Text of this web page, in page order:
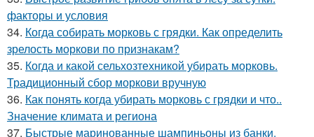
факторы и условия
34. Когда собирать морковь с грядки. Как определить
зрелость моркови по признакам?
35. Когда и какой сельхозтехникой убирать морковь.
Традиционный сбор моркови вручную
36. Как понять когда убирать морковь с грядки и что..
Значение климата и региона
37. Быстрые маринованные шампиньоны из банки.